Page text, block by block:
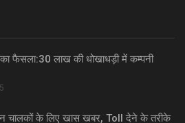
फैसला:30 लाख की धोखाधड़ी में कम्पनी
चालकों के लिए खास खबर, Toll देने के तरीके